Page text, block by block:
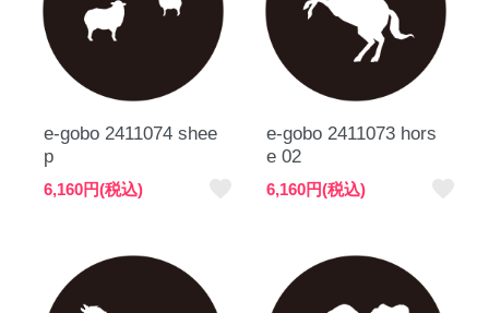
e-gobo 2411074 shee
p
6,160円(税込)
e-gobo 2411073 hors
e 02
6,160円(税込)